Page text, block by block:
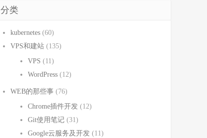
分类
kubernetes (60)
VPS和建站 (135)
VPS (11)
WordPress (12)
WEB的那些事 (76)
Chrome插件开发 (12)
Git使用笔记 (31)
Google云服务及开发 (11)